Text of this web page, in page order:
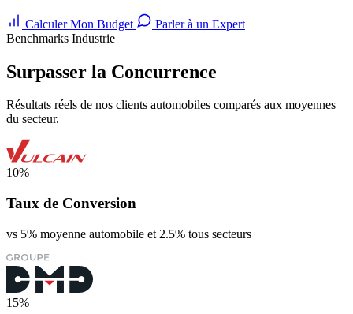
Calculer Mon Budget
Parler à un Expert
Benchmarks Industrie
Surpasser la Concurrence
Résultats réels de nos clients automobiles comparés aux moyennes
du secteur.
10%
Taux de Conversion
vs 5% moyenne automobile et 2.5% tous secteurs
15%